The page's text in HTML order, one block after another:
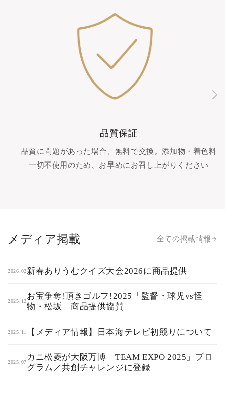
品質保証
品質に問題があった場合、無料で交換。添加物・着色料
一切不使用のため、お早めにお召し上がりください
メディア掲載 全ての掲載情報
2026.02新春ありうむクイズ大会2026に商品提供
2025.12
お宝争奪!頂きゴルフ!2025「監督・球児vs怪
物・松坂」商品提供協賛
2025.11 【メディア情報】日本海テレビ初競りについて
2025.07
カニ松菱が大阪万博「TEAM EXPO 2025」プロ
グラム／共創チャレンジに登録